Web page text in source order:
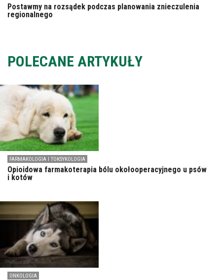
Postawmy na rozsądek podczas planowania znieczulenia
regionalnego
POLECANE ARTYKUŁY
FARMAKOLOGIA I TOKSYKOLOGIA
Opioidowa farmakoterapia bólu okołooperacyjnego u psów
i kotów
ONKOLOGIA